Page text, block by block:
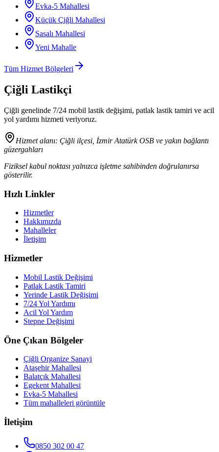
Evka-5 Mahallesi
Küçük Çiğli Mahallesi
Sasalı Mahallesi
Yeni Mahalle
Tüm Hizmet Bölgeleri
Çiğli Lastikçi
Çiğli genelinde 7/24 mobil lastik değişimi, patlak lastik tamiri ve acil
yol yardımı hizmeti veriyoruz.
Hizmet alanı: Çiğli ilçesi, İzmir Atatürk OSB ve yakın bağlantı
güzergahları
Fiziksel kabul noktası yalnızca işletme sahibinden doğrulanırsa
gösterilir.
Hızlı Linkler
Hizmetler
Hakkımızda
Mahalleler
İletişim
Hizmetler
Mobil Lastik Değişimi
Patlak Lastik Tamiri
Yerinde Lastik Değişimi
7/24 Yol Yardımı
Acil Yol Yardım
Stepne Değişimi
Öne Çıkan Bölgeler
Çiğli Organize Sanayi
Ataşehir Mahallesi
Balatçık Mahallesi
Egekent Mahallesi
Evka-5 Mahallesi
Tüm mahalleleri görüntüle
İletişim
0850 302 00 47